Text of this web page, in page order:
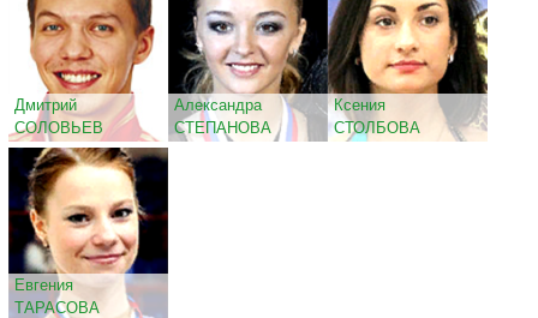
Дмитрий
СОЛОВЬЕВ
Александра
СТЕПАНОВА
Ксения
СТОЛБОВА
Евгения
ТАРАСОВА